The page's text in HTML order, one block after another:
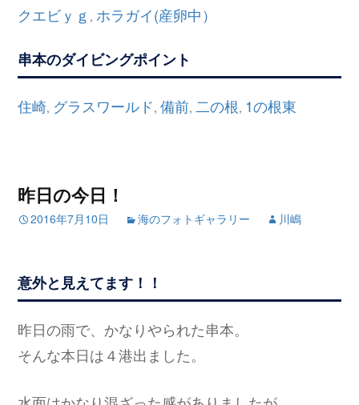
クエビｙｇ , ホラガイ(産卵中）
串本のダイビングポイント
住崎, グラスワールド,備前, 二の根, 1の根東
昨日の今日！
2016年7月10日 海のフォトギャラリー 川嶋
意外と見えてます！！
昨日の雨で、かなりやられた串本。
そんな本日は４港出ました。